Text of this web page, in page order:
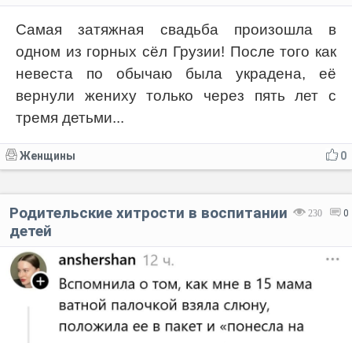
Самая затяжная свадьба произошла в
одном из горных сёл Грузии! После того как
невеста по обычаю была украдена, её
вернули жениху только через пять лет с
тремя детьми...
0
Женщины
230 0
Родительские хитрости в воспитании
детей